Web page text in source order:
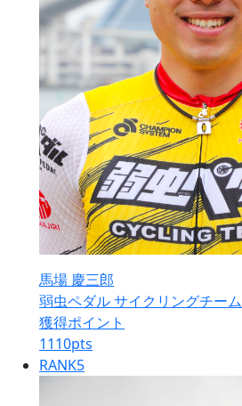
馬場 慶三郎
弱虫ペダル サイクリングチーム
獲得ポイント
1110pts
RANK5